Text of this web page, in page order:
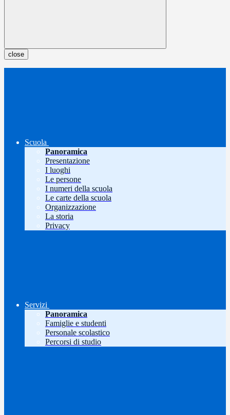
close
Scuola
Panoramica
Presentazione
I luoghi
Le persone
I numeri della scuola
Le carte della scuola
Organizzazione
La storia
Privacy
Servizi
Panoramica
Famiglie e studenti
Personale scolastico
Percorsi di studio